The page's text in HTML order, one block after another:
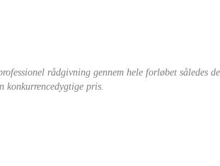
rådgivning gennem hele forløbet således
pris.